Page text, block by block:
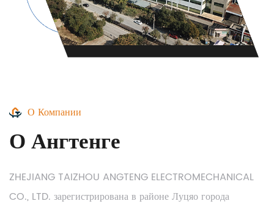
О Компании
О Ангтенге
ZHEJIANG TAIZHOU ANGTENG ELECTROMECHANICAL
CO., LTD. зарегистрирована в районе Луцяо города